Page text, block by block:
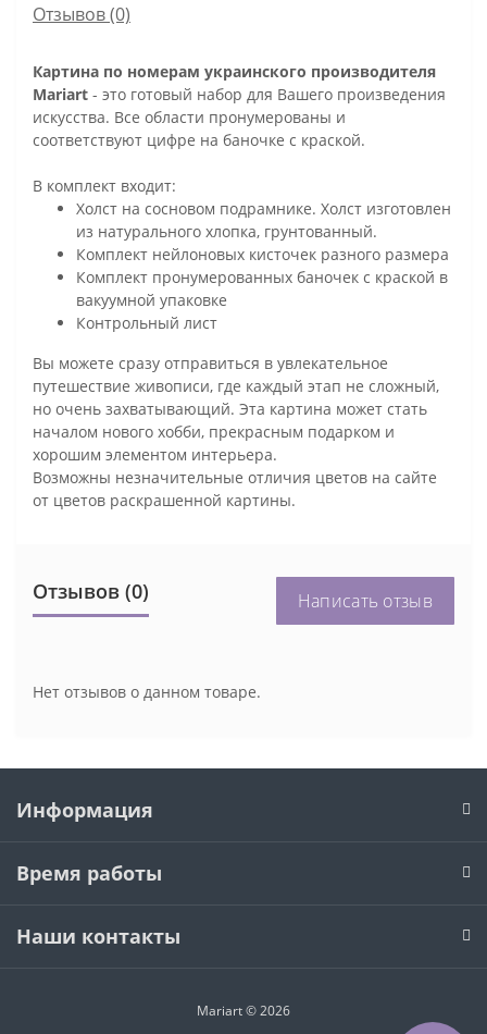
Отзывов (0)
Картина по номерам украинского производителя
Mariart - это готовый набор для Вашего произведения
искусства. Все области пронумерованы и
соответствуют цифре на баночке с краской.
В комплект входит:
Холст на сосновом подрамнике. Холст изготовлен
из натурального хлопка, грунтованный.
Комплект нейлоновых кисточек разного размера
Комплект пронумерованных баночек с краской в
вакуумной упаковке
Контрольный лист
Вы можете сразу отправиться в увлекательное
путешествие живописи, где каждый этап не сложный,
но очень захватывающий. Эта картина может стать
началом нового хобби, прекрасным подарком и
хорошим элементом интерьера.
Возможны незначительные отличия цветов на сайте
от цветов раскрашенной картины.
Отзывов (0) Написать отзыв
Нет отзывов о данном товаре.
Информация
Время работы
Наши контакты
Mariart © 2026